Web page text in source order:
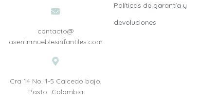
contacto@
aserrinmueblesinfantiles.com
Cra 14 No. 1-5 Caicedo bajo,
Pasto -Colombia
Políticas de garantía y
devoluciones